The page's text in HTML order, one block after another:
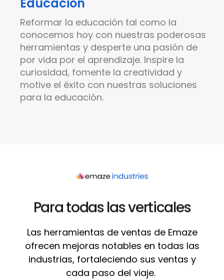
Educación
Reformar la educación tal como la
conocemos hoy con nuestras poderosas
herramientas y desperte una pasión de
por vida por el aprendizaje. Inspire la
curiosidad, fomente la creatividad y
motive el éxito con nuestras soluciones
para la educación.
Para todas las verticales
Las herramientas de ventas de Emaze
ofrecen mejoras notables en todas las
industrias, fortaleciendo sus ventas y
cada paso del viaje.